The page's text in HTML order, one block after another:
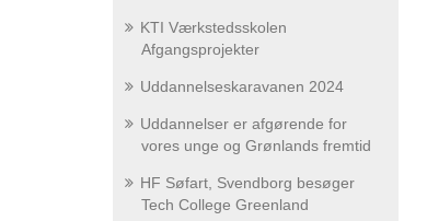
KTI Værkstedsskolen
Afgangsprojekter
Uddannelseskaravanen 2024
Uddannelser er afgørende for
vores unge og Grønlands fremtid
HF Søfart, Svendborg besøger
Tech College Greenland